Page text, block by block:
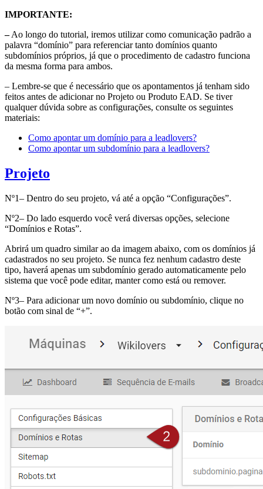
IMPORTANTE:
–Ao longo do tutorial, iremos utilizar como comunicação padrão a
palavra “domínio” para referenciar tanto domínios quanto
subdomínios próprios, já que o procedimento de cadastro funciona
da mesma forma para ambos.
– Lembre-se que é necessário que os apontamentos já tenham sido
feitos antes de adicionar no Projeto ou Produto EAD. Se tiver
qualquer dúvida sobre as configurações, consulte os seguintes
materiais:
Como apontar um domínio para a leadlovers?
Como apontar um subdomínio para a leadlovers?
Projeto
Nº1– Dentro do seu projeto, vá até a opção “Configurações”.
Nº2– Do lado esquerdo você verá diversas opções, selecione
“Domínios e Rotas”.
Abrirá um quadro similar ao da imagem abaixo, com os domínios já
cadastrados no seu projeto. Se nunca fez nenhum cadastro deste
tipo, haverá apenas um subdomínio gerado automaticamente pelo
sistema que você pode editar, manter como está ou remover.
Nº3– Para adicionar um novo domínio ou subdomínio, clique no
botão com sinal de “+”.